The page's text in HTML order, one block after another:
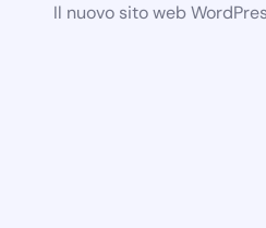
Il nuovo sito web